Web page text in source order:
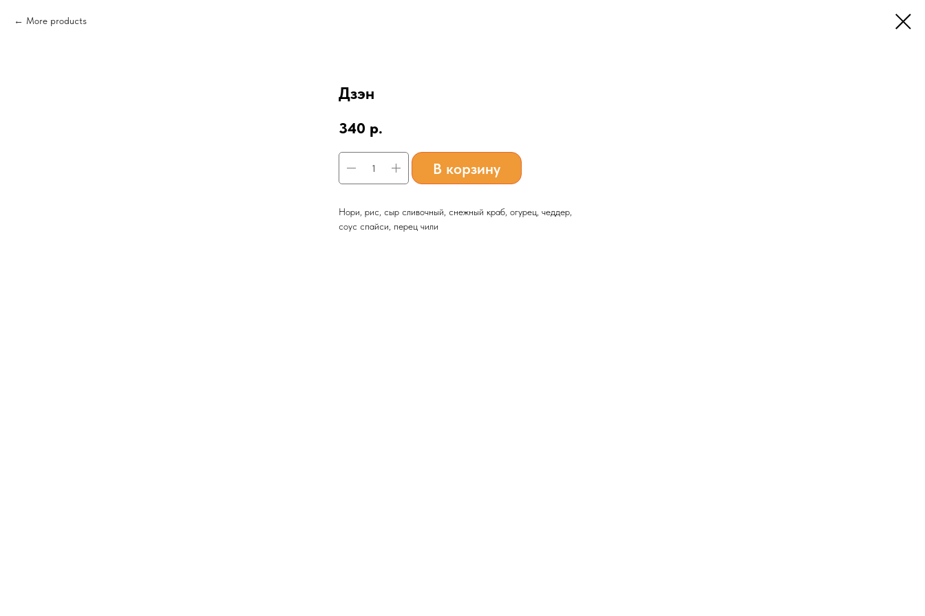
More products
Дзэн
340 р.
В корзину
Нори, рис, сыр сливочный, снежный краб, огурец, чеддер,
соус спайси, перец чили